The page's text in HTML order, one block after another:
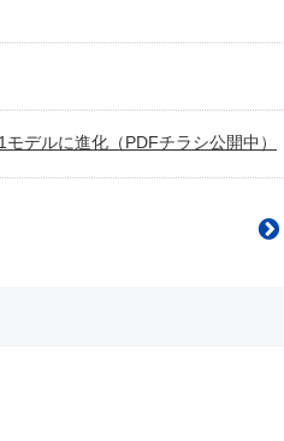
デルに進化（PDFチラシ公開中）